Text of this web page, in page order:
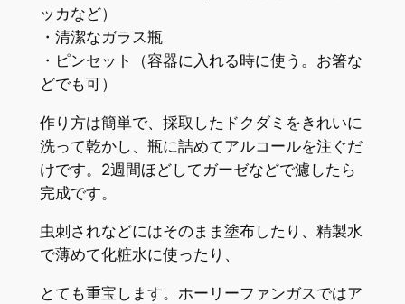
ッカなど）
・清潔なガラス瓶
・ピンセット（容器に入れる時に使う。お箸な
どでも可）
作り方は簡単で、採取したドクダミをきれいに
洗って乾かし、瓶に詰めてアルコールを注ぐだ
けです。2週間ほどしてガーゼなどで濾したら
完成です。
虫刺されなどにはそのまま塗布したり、精製水
で薄めて化粧水に使ったり、
とても重宝します。ホーリーファンガスではア